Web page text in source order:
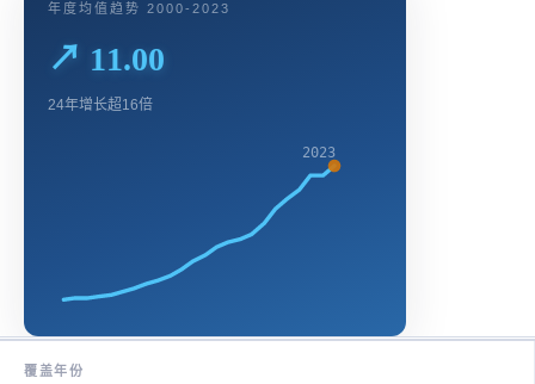
年度均值趋势 2000-2023
↗ 11.00
24年增长超16倍
2023
覆盖年份